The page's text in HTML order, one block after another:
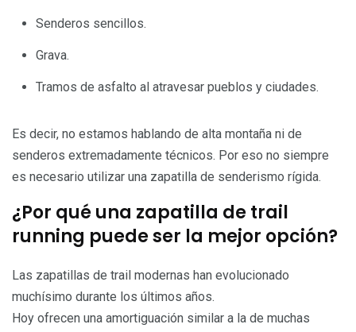
Senderos sencillos.
Grava.
Tramos de asfalto al atravesar pueblos y ciudades.
Es decir, no estamos hablando de alta montaña ni de
senderos extremadamente técnicos. Por eso no siempre
es necesario utilizar una zapatilla de senderismo rígida.
¿Por qué una zapatilla de trail
running puede ser la mejor opción?
Las zapatillas de trail modernas han evolucionado
muchísimo durante los últimos años.
Hoy ofrecen una amortiguación similar a la de muchas